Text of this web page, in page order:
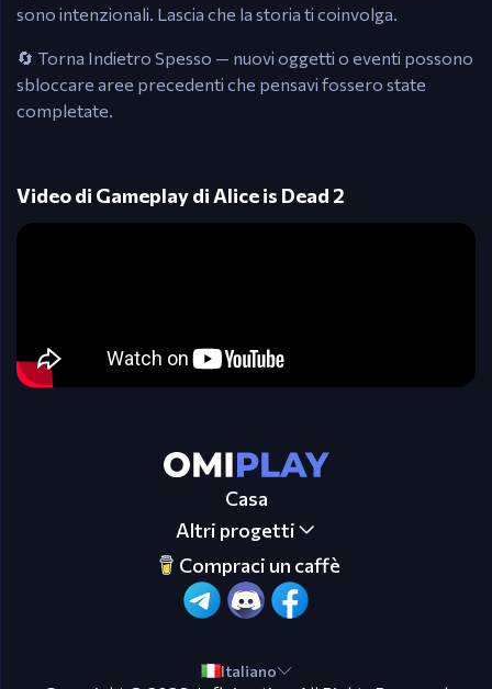
sono intenzionali. Lascia che la storia ti coinvolga.
🔄 Torna Indietro Spesso — nuovi oggetti o eventi possono
sbloccare aree precedenti che pensavi fossero state
completate.
Video di Gameplay di Alice is Dead 2
Casa
Altri progetti
Compraci un caffè
Italiano